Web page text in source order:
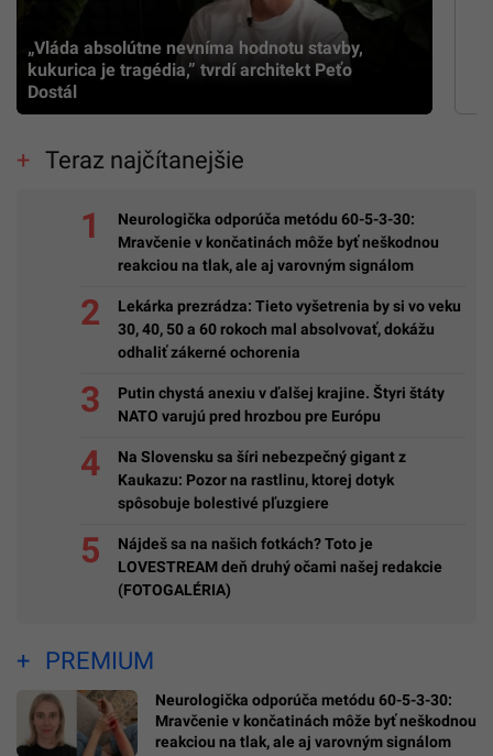
„Vláda absolútne nevníma hodnotu stavby,
kukurica je tragédia,” tvrdí architekt Peťo
Dostál
Teraz najčítanejšie
Neurologička odporúča metódu 60-5-3-30:
Mravčenie v končatinách môže byť neškodnou
reakciou na tlak, ale aj varovným signálom
Lekárka prezrádza: Tieto vyšetrenia by si vo veku
30, 40, 50 a 60 rokoch mal absolvovať, dokážu
odhaliť zákerné ochorenia
Putin chystá anexiu v ďalšej krajine. Štyri štáty
NATO varujú pred hrozbou pre Európu
Na Slovensku sa šíri nebezpečný gigant z
Kaukazu: Pozor na rastlinu, ktorej dotyk
spôsobuje bolestivé pľuzgiere
Nájdeš sa na našich fotkách? Toto je
LOVESTREAM deň druhý očami našej redakcie
(FOTOGALÉRIA)
PREMIUM
Neurologička odporúča metódu 60-5-3-30:
Mravčenie v končatinách môže byť neškodnou
reakciou na tlak, ale aj varovným signálom